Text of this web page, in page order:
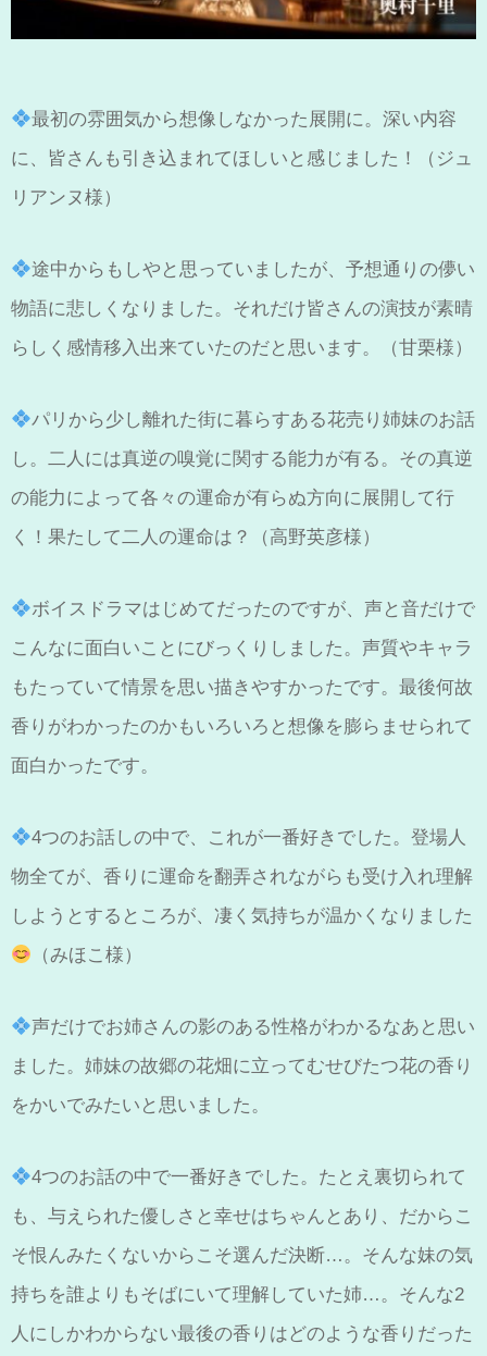
最初の雰囲気から想像しなかった展開に。深い内容
に、皆さんも引き込まれてほしいと感じました！（ジュ
リアンヌ様）
途中からもしやと思っていましたが、予想通りの儚い
物語に悲しくなりました。それだけ皆さんの演技が素晴
らしく感情移入出来ていたのだと思います。（甘栗様）
パリから少し離れた街に暮らすある花売り姉妹のお話
し。二人には真逆の嗅覚に関する能力が有る。その真逆
の能力によって各々の運命が有らぬ方向に展開して行
く！果たして二人の運命は？（高野英彦様）
ボイスドラマはじめてだったのですが、声と音だけで
こんなに面白いことにびっくりしました。声質やキャラ
もたっていて情景を思い描きやすかったです。最後何故
香りがわかったのかもいろいろと想像を膨らませられて
面白かったです。
4つのお話しの中で、これが一番好きでした。登場人
物全てが、香りに運命を翻弄されながらも受け入れ理解
しようとするところが、凄く気持ちが温かくなりました
（みほこ様）
声だけでお姉さんの影のある性格がわかるなあと思い
ました。姉妹の故郷の花畑に立ってむせびたつ花の香り
をかいでみたいと思いました。
4つのお話の中で一番好きでした。たとえ裏切られて
も、与えられた優しさと幸せはちゃんとあり、だからこ
そ恨んみたくないからこそ選んだ決断…。そんな妹の気
持ちを誰よりもそばにいて理解していた姉…。そんな2
人にしかわからない最後の香りはどのような香りだった